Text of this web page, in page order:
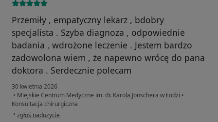
Przemiły , empatyczny lekarz , bdobry
specjalista . Szyba diagnoza , odpowiednie
badania , wdrożone leczenie . Jestem bardzo
zadowolona wiem , że napewno wrócę do pana
doktora . Serdecznie polecam
30 kwietnia 2026
• Miejskie Centrum Medyczne im. dr. Karola Jonschera w Łodzi •
Konsultacja chirurgiczna
• w opinii użytkownika Gosia G
zgłoś nadużycie